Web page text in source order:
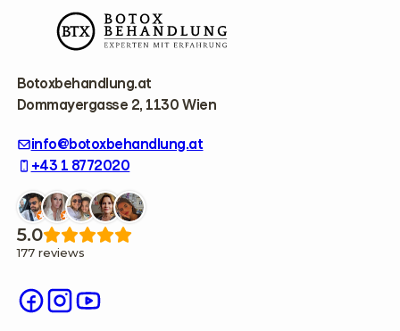
Botoxbehandlung.at
Dommayergasse 2, 1130 Wien
info@botoxbehandlung.at
+43 1 8772020
5.0
177 reviews